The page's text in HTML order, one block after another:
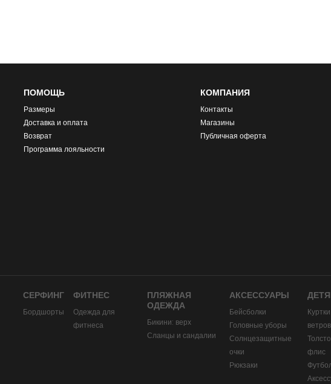
ПОМОЩЬ
Размеры
Доставка и оплата
Возврат
Программа лояльности
КОМПАНИЯ
Контакты
Магазины
Публичная оферта
СЕРФИНГ
Бордшорты
ФИТНЕС
Одежда для
фитнеса
ПЛЯЖНАЯ
ОДЕЖДА
Бикини: верх
Сланцы и сандалии
АКСЕССУАРЫ
Бейсболки
Головные уборы
Солнцезащитные
очки
Рюкзаки
флис